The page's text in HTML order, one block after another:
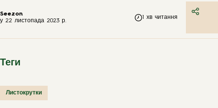
Seezon
у 22 листопада 2023 р.
1 хв читання
Теги
Листокрутки